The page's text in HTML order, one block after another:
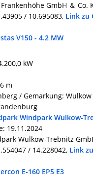
GmbH ＆ Co.
/ 10.695083, Link zu
V150 - 4.2 MW
kW
m
/ Gemarkung:
Windpark Wulkow-
19.11.2024
Wulkow-Trebnitz
/ 14.228042, Link
E-160 EP5 E3